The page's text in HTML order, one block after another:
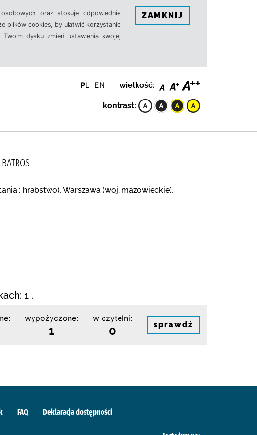
oraz stosuje odpowiednie
plików cookies, by ułatwić korzystanie
dysku zmień ustawienia swojej
ZAMKNIJ
PL EN wielkość:
kontrast:
; hrabstwo), Warszawa (woj. mazowieckie),
1 .
wypożyczone:
1
w czytelni:
0 sprawdź
FAQ Deklaracja dostępności